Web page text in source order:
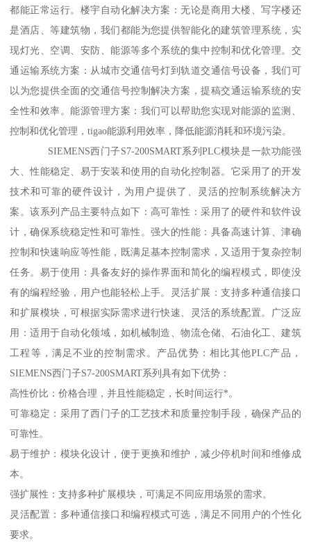
都能正常运行。楼宇自动化解决方案：无论是商用大楼、写字楼还
是酒店、等建筑物，我们都能为您提供智能化的建筑管理系统，实
现灯光、空调、安防、能源等多个系统的集中控制和优化管理。交
通运输系统方案：从城市交通信号灯到轨道交通信号设备，我们可
以为您提供全面的交通信号控制解决方案，提稿交通运输系统的安
全性和效率。能源管理方案：我们可以帮助您实现对能源的监测、
控制和优化管理，tigao能源利用效率，降低能源消耗和环境污染。
SIEMENS西门子S7-200SMART系列PLC模块是一款功能强
大、性能稳定、易于安装和使用的自动化控制器。它采用了的开发
技术和可靠的硬件设计，为用户提供了、灵活的控制系统解决方
案。该系列产品主要特点如下：高可靠性：采用了的硬件和软件设
计，确保系统稳定性和可靠性。强大的性能：具备高速计算、津确
控制和快速响应等性能，既满足基本控制需求，又适用于复杂控制
任务。易于使用：具备友好的操作界面和简化的编程模式，即使没
有的编程经验，用户也能轻松上手。灵活扩展：支持多种通信接口
和扩展模块，可根据实际需求进行快速、灵活的系统配置。广泛应
用：适用于自动化领域，如机械制造、物流仓储、石油化工、建筑
工程等，满足不业的控制需求。产品优势：相比其他PLC产品，
SIEMENS西门子S7-200SMART系列具有如下优势：
高性价比：价格合理，并且性能稳定，长时间运行*。
可靠稳定：采用了西门子的工艺技术和质量控制手段，确保产品的
可靠性。
易于维护：模块化设计，便于更换和维护，减少停机时间和维修成
本。
强扩展性：支持多种扩展模块，可满足不同应用场景的需求。
灵活配置：多种通信接口和编程模式可选，满足不同用户的个性化
要求。